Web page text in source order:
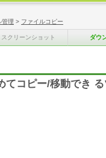
管理 > ファイルコピー
スクリーンショット ダウ
てコピー/移動でき